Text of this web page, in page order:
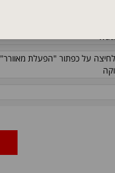
על כפתור "הפעלת מאוורר"